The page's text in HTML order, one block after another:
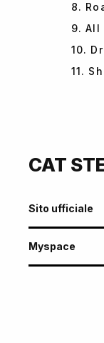
8.
9. All
10.
11.
CAT
Sito ufficiale
Myspace